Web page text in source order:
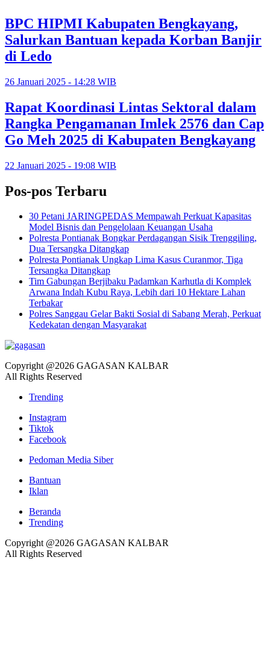
BPC HIPMI Kabupaten Bengkayang,
Salurkan Bantuan kepada Korban Banjir
di Ledo
26 Januari 2025 - 14:28 WIB
Rapat Koordinasi Lintas Sektoral dalam
Rangka Pengamanan Imlek 2576 dan Cap
Go Meh 2025 di Kabupaten Bengkayang
22 Januari 2025 - 19:08 WIB
Pos-pos Terbaru
30 Petani JARINGPEDAS Mempawah Perkuat Kapasitas
Model Bisnis dan Pengelolaan Keuangan Usaha
Polresta Pontianak Bongkar Perdagangan Sisik Trenggiling,
Dua Tersangka Ditangkap
Polresta Pontianak Ungkap Lima Kasus Curanmor, Tiga
Tersangka Ditangkap
Tim Gabungan Berjibaku Padamkan Karhutla di Komplek
Arwana Indah Kubu Raya, Lebih dari 10 Hektare Lahan
Terbakar
Polres Sanggau Gelar Bakti Sosial di Sabang Merah, Perkuat
Kedekatan dengan Masyarakat
Copyright @2026 GAGASAN KALBAR
All Rights Reserved
Trending
Instagram
Tiktok
Facebook
Pedoman Media Siber
Bantuan
Iklan
Beranda
Trending
Copyright @2026 GAGASAN KALBAR
All Rights Reserved